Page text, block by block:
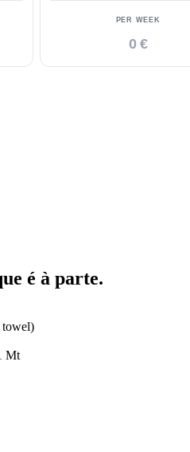
PER WEEK
0 €
é à parte.
towel)
Mt